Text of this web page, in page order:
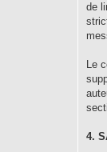
de
Le
4.